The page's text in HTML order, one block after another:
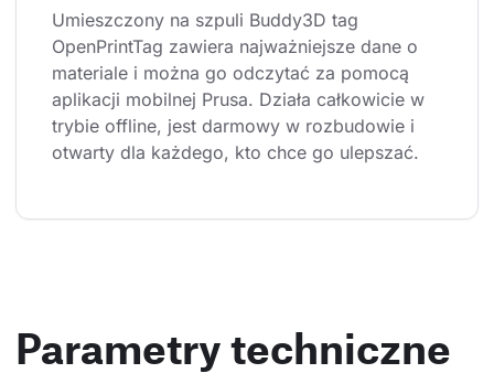
Umieszczony na szpuli Buddy3D tag
OpenPrintTag zawiera najważniejsze dane o
materiale i można go odczytać za pomocą
aplikacji mobilnej Prusa. Działa całkowicie w
trybie offline, jest darmowy w rozbudowie i
otwarty dla każdego, kto chce go ulepszać.
Parametry techniczne